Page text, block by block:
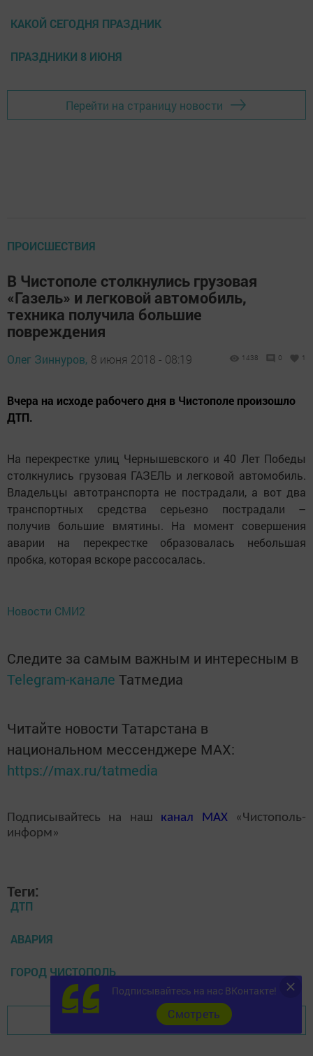
КАКОЙ СЕГОДНЯ ПРАЗДНИК
ПРАЗДНИКИ 8 ИЮНЯ
Перейти на страницу новости
ПРОИСШЕСТВИЯ
В Чистополе столкнулись грузовая
«Газель» и легковой автомобиль,
техника получила большие
повреждения
Олег Зиннуров, 8 июня 2018 - 08:19 1438 0 1
Вчера на исходе рабочего дня в Чистополе произошло
ДТП.
На перекрестке улиц Чернышевского и 40 Лет Победы
столкнулись грузовая ГАЗЕЛЬ и легковой автомобиль.
Владельцы автотранспорта не пострадали, а вот два
транспортных средства серьезно пострадали –
получив большие вмятины. На момент совершения
аварии на перекрестке образовалась небольшая
пробка, которая вскоре рассосалась.
Новости СМИ2
Следите за самым важным и интересным в
Telegram-канале Татмедиа
Читайте новости Татарстана в
национальном мессенджере MАХ:
https://max.ru/tatmedia
Подписывайтесь на наш канал MAX«Чистополь-
информ»
Теги:
ДТП
АВАРИЯ
ГОРОД ЧИСТОПОЛЬ
Перейти на страницу новости
Подписывайтесь на нас ВКонтакте!
Cмотреть